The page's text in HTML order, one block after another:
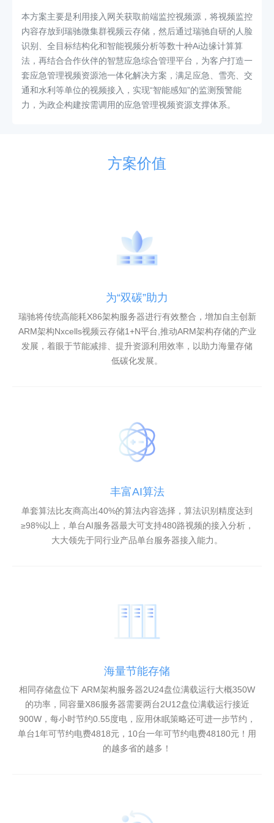
本方案主要是利用接入网关获取前端监控视频源，将视频监控
内容存放到瑞驰微集群视频云存储，然后通过瑞驰自研的人脸
识别、全目标结构化和智能视频分析等数十种Ai边缘计算算
法，再结合合作伙伴的智慧应急综合管理平台，为客户打造一
套应急管理视频资源池一体化解决方案，满足应急、雪亮、交
通和水利等单位的视频接入，实现“智能感知”的监测预警能
力，为政企构建按需调用的应急管理视频资源支撑体系。
方案价值
为“双碳”助力
瑞驰将传统高能耗X86架构服务器进行有效整合，增加自主创新
ARM架构Nxcells视频云存储1+N平台,推动ARM架构存储的产业
发展，着眼于节能减排、提升资源利用效率，以助力海量存储
低碳化发展。
丰富AI算法
单套算法比友商高出40%的算法内容选择，算法识别精度达到
≥98%以上，单台AI服务器最大可支持480路视频的接入分析，
大大领先于同行业产品单台服务器接入能力。
海量节能存储
相同存储盘位下 ARM架构服务器2U24盘位满载运行大概350W
的功率，同容量X86服务器需要两台2U12盘位满载运行接近
900W，每小时节约0.55度电，应用休眠策略还可进一步节约，
单台1年可节约电费4818元，10台一年可节约电费48180元！用
的越多省的越多！